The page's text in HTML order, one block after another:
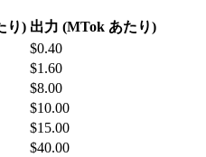
り) 出力 (MTok あたり)
$0.40
$1.60
$8.00
$10.00
$15.00
$40.00